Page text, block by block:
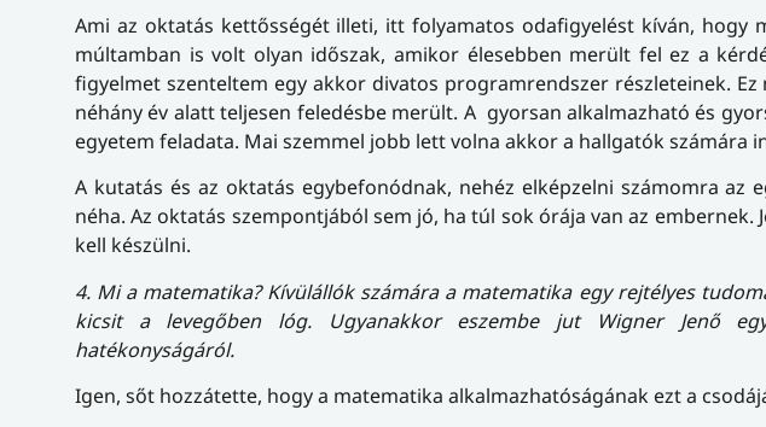
Ami az oktatás kettősségét illeti, itt folyamatos odafigyelést kíván, hogy
múltamban is volt olyan időszak, amikor élesebben merült fel ez a
figyelmet szenteltem egy akkor divatos programrendszer részleteinek.
néhány év alatt teljesen feledésbe merült. A gyorsan alkalmazható és
egyetem feladata. Mai szemmel jobb lett volna akkor a hallgatók számára
A kutatás és az oktatás egybefonódnak, nehéz elképzelni számomra az
néha. Az oktatás szempontjából sem jó, ha túl sok órája van az embernek.
kell készülni.
4. Mi a matematika? Kívülállók számára a matematika egy rejtélyes
kicsit a levegőben lóg. Ugyanakkor eszembe jut Wigner Jenő
hatékonyságáról.
Igen, sőt hozzátette, hogy a matematika alkalmazhatóságának ezt a